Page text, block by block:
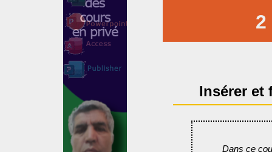
Insérer et
Dans ce